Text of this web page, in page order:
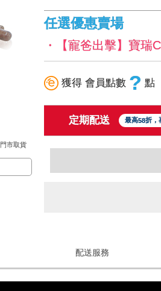
門市取貨
任選優惠賣場
・【寵爸出擊】寶瑞
獲得 會員點數 ? 點
定期配送 最高58折，
配送服務